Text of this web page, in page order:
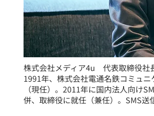
株式会社メディア4u 代表取締役
1991年、株式会社電通名鉄コミュ
（現任）。2011年に国内法人向け
併、取締役に就任（兼任）。SMS